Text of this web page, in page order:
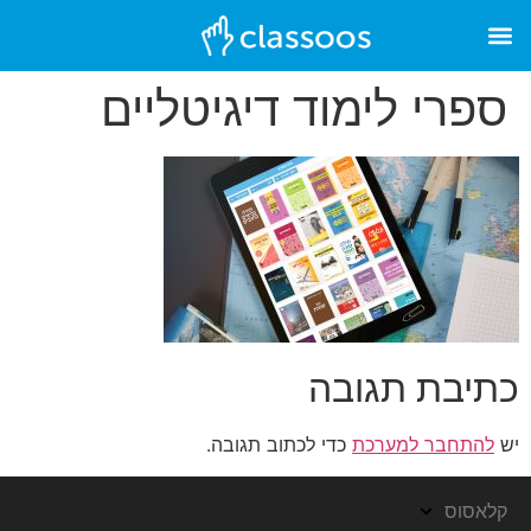
ספרי לימוד דיגיטליים
כתיבת תגובה
יש להתחבר למערכת כדי לכתוב תגובה.
קלאסוס